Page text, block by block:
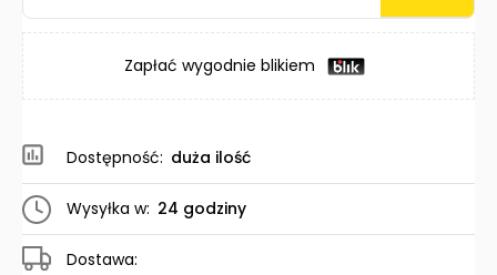
Zapłać wygodnie blikiem
Dostępność: duża ilość
Wysyłka w: 24 godziny
Dostawa: